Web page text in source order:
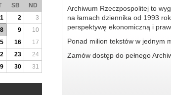
Archiwum Rzeczpospolitej to
na łamach dziennika od 1993
perspektywę ekonomiczną i
Ponad milion tekstów w jednym
Zamów dostęp do pełnego
SB
ND
1
2
3
8 9
10
16
17
23
24
30 31